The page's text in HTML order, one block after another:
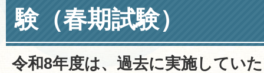
験（春期試験）
令和8年度は、過去に実施してい